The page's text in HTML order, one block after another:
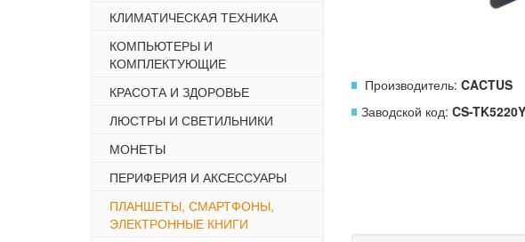
КЛИМАТИЧЕСКАЯ ТЕХНИКА
КОМПЬЮТЕРЫ И
КОМПЛЕКТУЮЩИЕ
КРАСОТА И ЗДОРОВЬЕ
ЛЮСТРЫ И СВЕТИЛЬНИКИ
МОНЕТЫ
ПЕРИФЕРИЯ И АКСЕССУАРЫ
ПЛАНШЕТЫ, СМАРТФОНЫ,
ЭЛЕКТРОННЫЕ КНИГИ
Производитель: CACTUS
Заводской код: CS-TK5220Y